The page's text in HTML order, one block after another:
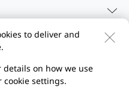
de privacidad
Privacy Inquiries
Mapa del sitio
to deliver and
on how we use
cookie settings.